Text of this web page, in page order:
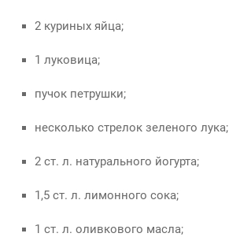
2 куриных яйца;
1 луковица;
пучок петрушки;
несколько стрелок зеленого лука;
2 ст. л. натурального йогурта;
1,5 ст. л. лимонного сока;
1 ст. л. оливкового масла;